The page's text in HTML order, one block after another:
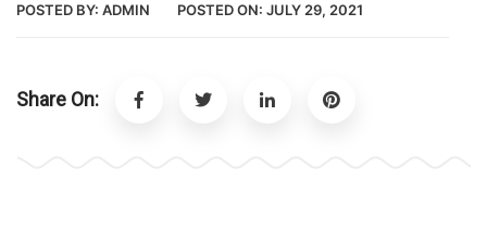
POSTED BY: ADMIN POSTED ON: JULY 29, 2021
Share On: